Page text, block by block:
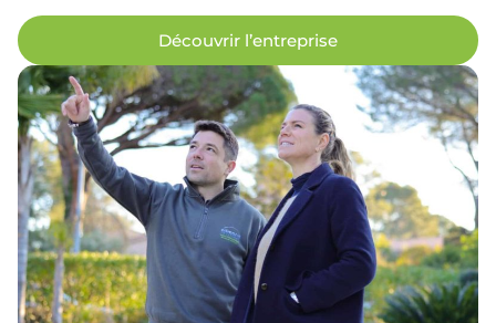
Découvrir l’entreprise